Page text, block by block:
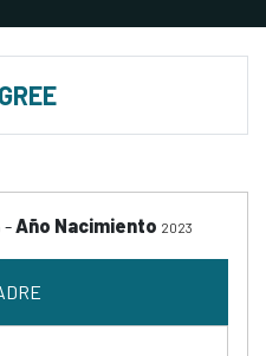
-Año Nacimiento 2023